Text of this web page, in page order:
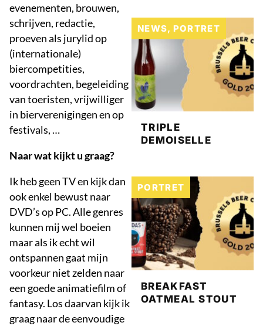
evenementen, brouwen,
schrijven, redactie,
proeven als jurylid op
(internationale)
biercompetities,
voordrachten, begeleiding
van toeristen, vrijwilliger
in bierverenigingen en op
festivals, …
Naar wat kijkt u graag?
Ik heb geen TV en kijk dan
ook enkel bewust naar
DVD’s op PC. Alle genres
kunnen mij wel boeien
maar als ik echt wil
ontspannen gaat mijn
voorkeur niet zelden naar
een goede animatiefilm of
fantasy. Los daarvan kijk ik
graag naar de eenvoudige
NEWS, PORTRET
TRIPLE
DEMOISELLE
PORTRET
BREAKFAST
OATMEAL STOUT